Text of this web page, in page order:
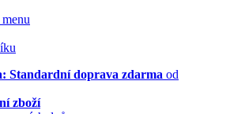
Standardní doprava zdarma od
zboží